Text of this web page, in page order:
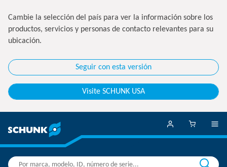
Cambie la selección del país para ver la información sobre los
productos, servicios y personas de contacto relevantes para su
ubicación.
Seguir con esta versión
Visite SCHUNK USA